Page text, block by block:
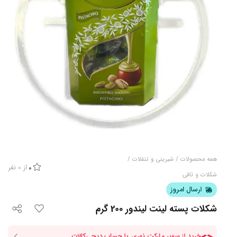
همه محصولات / شیرینی و تنقلات /
شکلات و تافی
0 از 0 نفر
ارسال امروز
شکلات پسته لینت لیندور 200 گرم